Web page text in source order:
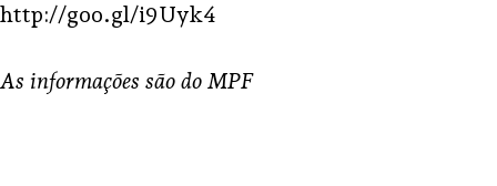
http://goo.gl/i9Uyk4
As informações são do MPF